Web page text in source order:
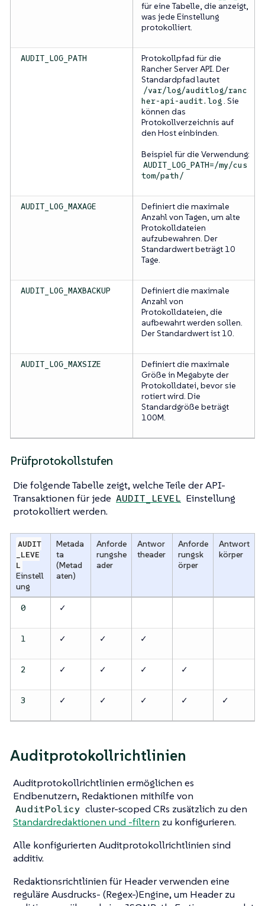
für eine Tabelle, die anzeigt,
was jede Einstellung
protokolliert.
AUDIT_LOG_PATH
Protokollpfad für die
Rancher Server API. Der
Standardpfad lautet
/var/log/auditlog/ranc
her-api-audit.log . Sie
können das
Protokollverzeichnis auf
den Host einbinden.
Beispiel für die Verwendung:
AUDIT_LOG_PATH=/my/cus
tom/path/
AUDIT_LOG_MAXAGE
Definiert die maximale
Anzahl von Tagen, um alte
Protokolldateien
aufzubewahren. Der
Standardwert beträgt 10
Tage.
AUDIT_LOG_MAXBACKUP
Definiert die maximale
Anzahl von
Protokolldateien, die
aufbewahrt werden sollen.
Der Standardwert ist 10.
AUDIT_LOG_MAXSIZE
Definiert die maximale
Größe in Megabyte der
Protokolldatei, bevor sie
rotiert wird. Die
Standardgröße beträgt
100M.
Prüfprotokollstufen
Die folgende Tabelle zeigt, welche Teile der API-
Transaktionen für jede AUDIT_LEVEL Einstellung
protokolliert werden.
AUDIT
_LEVE
L
Einstell
ung
Metada
ta
(Metad
aten)
Anforde
rungshe
ader
Antwor
theader
Anforde
rungsk
örper
Antwort
körper
0 ✓
1 ✓ ✓ ✓
2 ✓ ✓ ✓ ✓
3 ✓ ✓ ✓ ✓ ✓
Auditprotokollrichtlinien
Auditprotokollrichtlinien ermöglichen es
Endbenutzern, Redaktionen mithilfe von
AuditPolicy cluster-scoped CRs zusätzlich zu den
Standardredaktionen und -filtern zu konfigurieren.
Alle konfigurierten Auditprotokollrichtlinien sind
additiv.
Redaktionsrichtlinien für Header verwenden eine
reguläre Ausdrucks- (Regex-)Engine, um Header zu